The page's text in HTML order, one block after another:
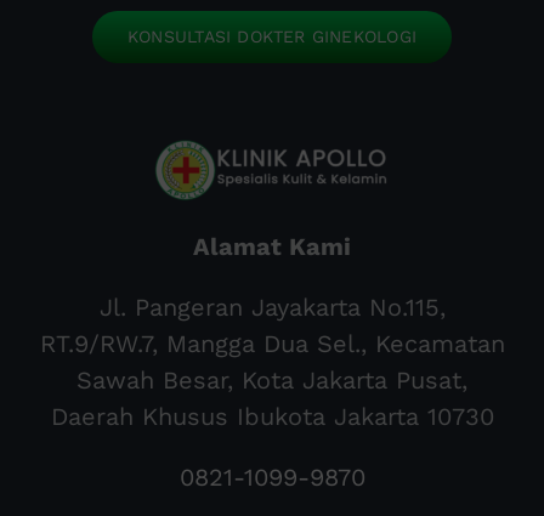
KONSULTASI DOKTER GINEKOLOGI
Alamat Kami
Jl. Pangeran Jayakarta No.115,
RT.9/RW.7, Mangga Dua Sel., Kecamatan
Sawah Besar, Kota Jakarta Pusat,
Daerah Khusus Ibukota Jakarta 10730
0821-1099-9870